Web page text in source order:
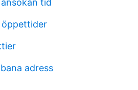
tid
öppettider
adress